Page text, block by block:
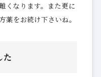
くなります。また更に
薬をお続け下さいね。
た